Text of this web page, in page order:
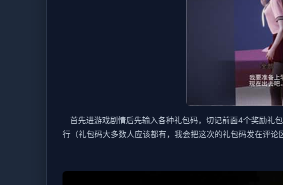
首先进游戏剧情后先输入各种礼包码，切记前面4个奖励礼
行（礼包码大多数人应该都有，我会把这次的礼包码发在评论